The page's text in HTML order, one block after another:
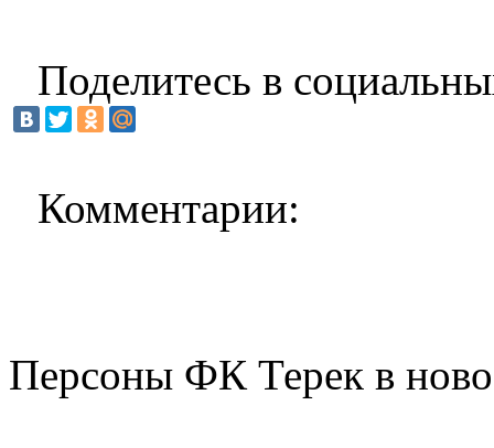
Поделитесь в
Комментарии:
Персоны ФК Терек в